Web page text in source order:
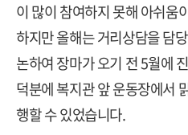
이 많이 참여하지 못해 아쉬움
하지만 올해는 거리상담을 담
논하여 장마가 오기 전 5월에
덕분에 복지관 앞 운동장에서
행할 수 있었습니다.